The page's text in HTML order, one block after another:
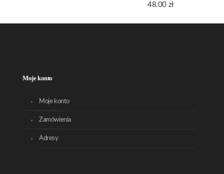
48.00 zł
Moje konto
Moje konto
Zamówienia
Adresy